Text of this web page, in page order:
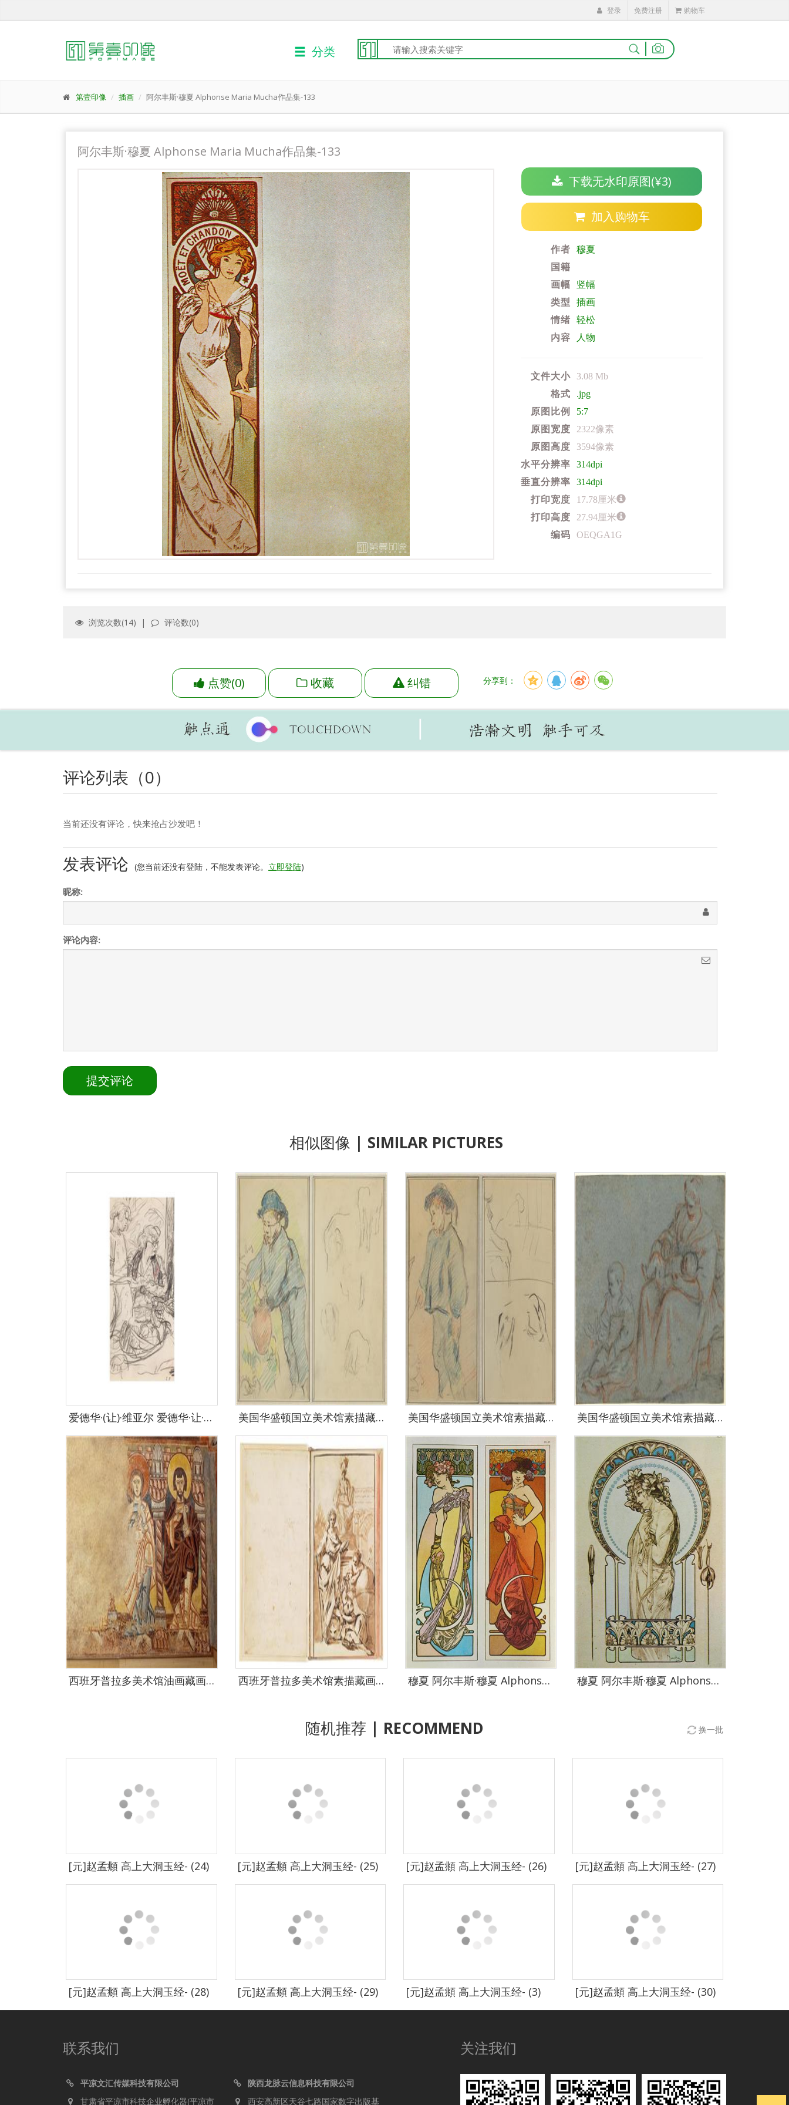
登录 免费注册 购物车
分类 |
第壹印像 插画 阿尔丰斯·穆夏 Alphonse Maria Mucha作品集-133
阿尔丰斯·穆夏 Alphonse Maria Mucha作品集-133
下载无水印原图(¥3)
加入购物车
作者
穆夏
国籍
画幅
竖幅
类型
插画
情绪
轻松
内容
人物
文件大小
3.08 Mb
格式
.jpg
原图比例
5:7
原图宽度
2322像素
原图高度
3594像素
水平分辨率
314dpi
垂直分辨率
314dpi
打印宽度
17.78厘米
打印高度
27.94厘米
编码
OEQGA1G
浏览次数(14) | 评论数(0)
点赞(0) 收藏 纠错 分享到：
评论列表（0）
当前还没有评论，快来抢占沙发吧！
发表评论 (您当前还没有登陆，不能发表评论。 立即登陆)
昵称:
评论内容:
相似图像 | SIMILAR PICTURES
爱德华·(让)·维亚尔 爱德华·让·维亚尔 Edouard Vuillard作品集-178 美国华盛顿国立美术馆素描藏画-1955 美国华盛顿国立美术馆素描藏画-1963 美国华盛顿国立美术馆素描藏画-3024
西班牙普拉多美术馆油画藏画-Anónimo-Dos apóstoles. Pintura mural de la ermita de la Vera Cruz de Maderuelo-186cm x 252cm-0125 西班牙普拉多美术馆素描藏画-Castillo, Jose del-Cuaderno italiano I-0835 穆夏 阿尔丰斯·穆夏 Alphonse Maria Mucha作品集-109 穆夏 阿尔丰斯·穆夏 Alphonse Maria Mucha作品集-113
随机推荐 | RECOMMEND 换一批
[元]赵孟頫 高上大洞玉经- (24) [元]赵孟頫 高上大洞玉经- (25) [元]赵孟頫 高上大洞玉经- (26) [元]赵孟頫 高上大洞玉经- (27)
[元]赵孟頫 高上大洞玉经- (28) [元]赵孟頫 高上大洞玉经- (29) [元]赵孟頫 高上大洞玉经- (3) [元]赵孟頫 高上大洞玉经- (30)
联系我们
平凉文汇传媒科技有限公司
甘肃省平凉市科技企业孵化器(平凉市
陕西龙脉云信息科技有限公司
西安高新区天谷七路国家数字出版基
关注我们